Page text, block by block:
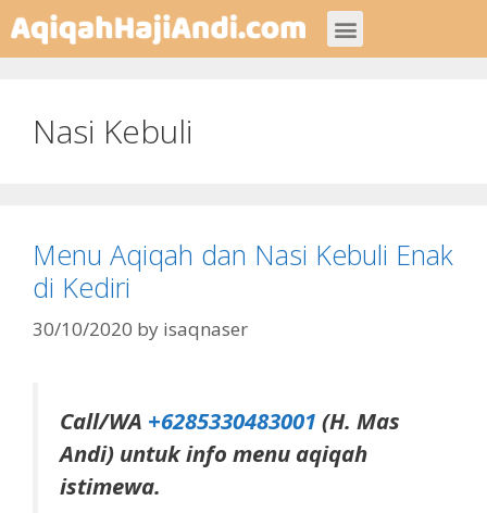
Nasi Kebuli
Menu Aqiqah dan Nasi Kebuli Enak
di Kediri
30/10/2020 by isaqnaser
Call/WA +6285330483001 (H. Mas
Andi) untuk info menu aqiqah
istimewa.